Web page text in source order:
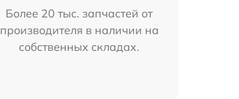
Более 20 тыс. запчастей от
производителя в наличии на
собственных складах.